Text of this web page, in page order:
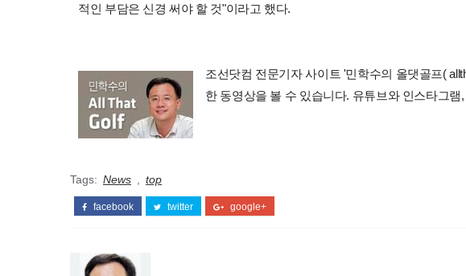
적인 부담은 신경 써야 할 것"이라고 했다.
조선닷컴 전문기자 사이트 '민학수의 올댓골프(
한 동영상을 볼 수 있습니다. 유튜브와 인스타그
Tags: News top
facebook twitter google+